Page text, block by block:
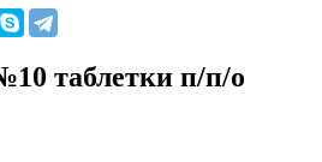
таблетки п/п/о